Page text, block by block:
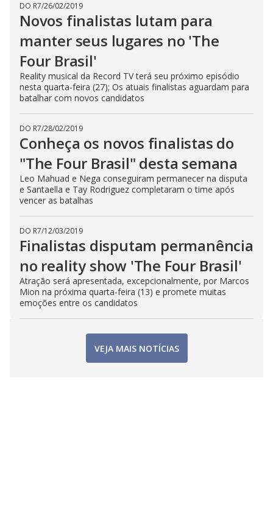
DO R7/26/02/2019
Novos finalistas lutam para
manter seus lugares no 'The
Four Brasil'
Reality musical da Record TV terá seu próximo episódio
nesta quarta-feira (27); Os atuais finalistas aguardam para
batalhar com novos candidatos
DO R7/28/02/2019
Conheça os novos finalistas do
"The Four Brasil" desta semana
Leo Mahuad e Nega conseguiram permanecer na disputa
e Santaella e Tay Rodriguez completaram o time após
vencer as batalhas
DO R7/12/03/2019
Finalistas disputam permanência
no reality show 'The Four Brasil'
Atração será apresentada, excepcionalmente, por Marcos
Mion na próxima quarta-feira (13) e promete muitas
emoções entre os candidatos
VEJA MAIS NOTÍCIAS